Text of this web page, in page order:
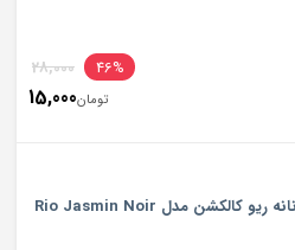
46%
28,000
تومان15,000
ادو پرفیوم زنانه ریو کالکشن مدل Rio Jasmin Noir